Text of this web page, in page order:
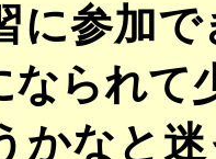
に参加
なられて
かなと